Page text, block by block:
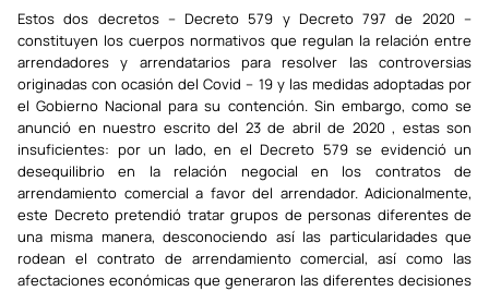
Estos dos decretos – Decreto 579 y Decreto 797 de 2020 –
constituyen los cuerpos normativos que regulan la relación entre
arrendadores y arrendatarios para resolver las controversias
originadas con ocasión del Covid – 19 y las medidas adoptadas por
el Gobierno Nacional para su contención. Sin embargo, como se
anunció en nuestro escrito del 23 de abril de 2020 , estas son
insuficientes: por un lado, en el Decreto 579 se evidenció un
desequilibrio en la relación negocial en los contratos de
arrendamiento comercial a favor del arrendador. Adicionalmente,
este Decreto pretendió tratar grupos de personas diferentes de
una misma manera, desconociendo así las particularidades que
rodean el contrato de arrendamiento comercial, así como las
afectaciones económicas que generaron las diferentes decisiones